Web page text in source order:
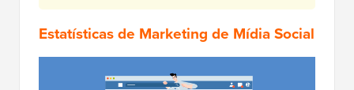
Estatísticas de Marketing de Mídia Social